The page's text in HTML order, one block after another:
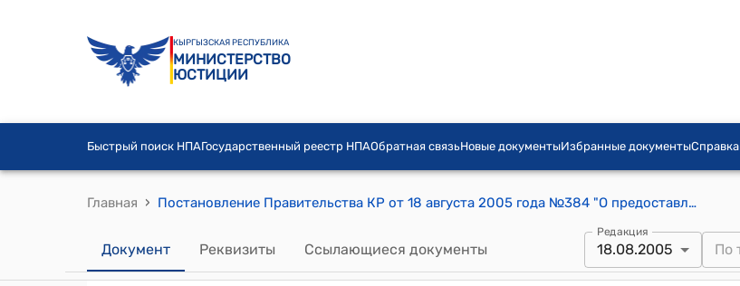
КЫРГЫЗСКАЯ РЕСПУБЛИКА
МИНИСТЕРСТВО
ЮСТИЦИИ
Быстрый поиск НПАГосударственный реестр НПАОбратная связьНовые документыИзбранные документыСправка
Главная › Постановление Правительства КР от 18 августа 2005 года №384 "О предоставлении земель для расширения территорий населенных пунктов Сузакского района Джалал-Абадской области Кыргызской Республики"
Документ Реквизиты Ссылающиеся документы
Редакция
18.08.2005